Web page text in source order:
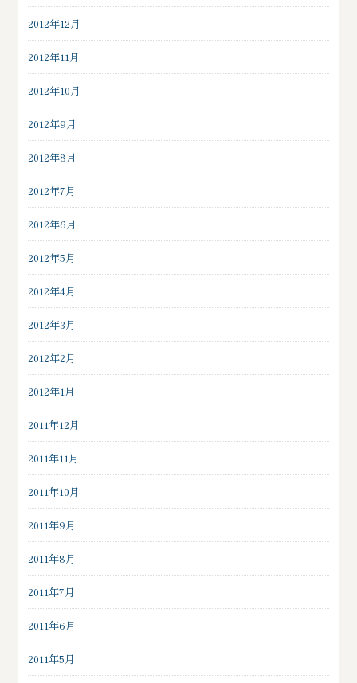
2012年12月
2012年11月
2012年10月
2012年9月
2012年8月
2012年7月
2012年6月
2012年5月
2012年4月
2012年3月
2012年2月
2012年1月
2011年12月
2011年11月
2011年10月
2011年9月
2011年8月
2011年7月
2011年6月
2011年5月